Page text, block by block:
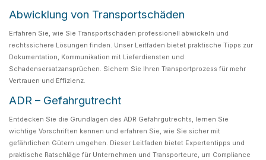
Abwicklung von Transportschäden
Erfahren Sie, wie Sie Transportschäden professionell abwickeln und
rechtssichere Lösungen finden. Unser Leitfaden bietet praktische Tipps zur
Dokumentation, Kommunikation mit Lieferdiensten und
Schadensersatzansprüchen. Sichern Sie Ihren Transportprozess für mehr
Vertrauen und Effizienz.
ADR – Gefahrgutrecht
Entdecken Sie die Grundlagen des ADR Gefahrgutrechts, lernen Sie
wichtige Vorschriften kennen und erfahren Sie, wie Sie sicher mit
gefährlichen Gütern umgehen. Dieser Leitfaden bietet Expertentipps und
praktische Ratschläge für Unternehmen und Transporteure, um Compliance